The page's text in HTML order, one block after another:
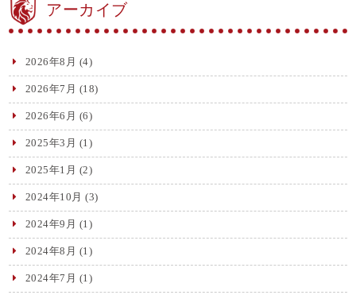
アーカイブ
2026年8月 (4)
2026年7月 (18)
2026年6月 (6)
2025年3月 (1)
2025年1月 (2)
2024年10月 (3)
2024年9月 (1)
2024年8月 (1)
2024年7月 (1)